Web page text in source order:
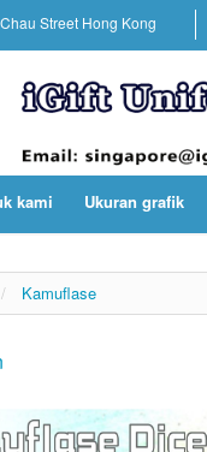
Street Hong Kong
kami Ukuran grafik
Kamuflase